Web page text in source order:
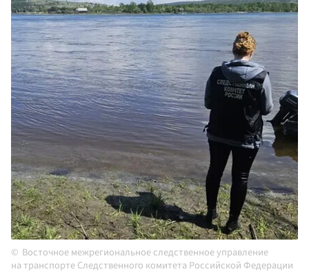
Восточное межрегиональное следственное управление
на транспорте Следственного комитета Российской Федерации